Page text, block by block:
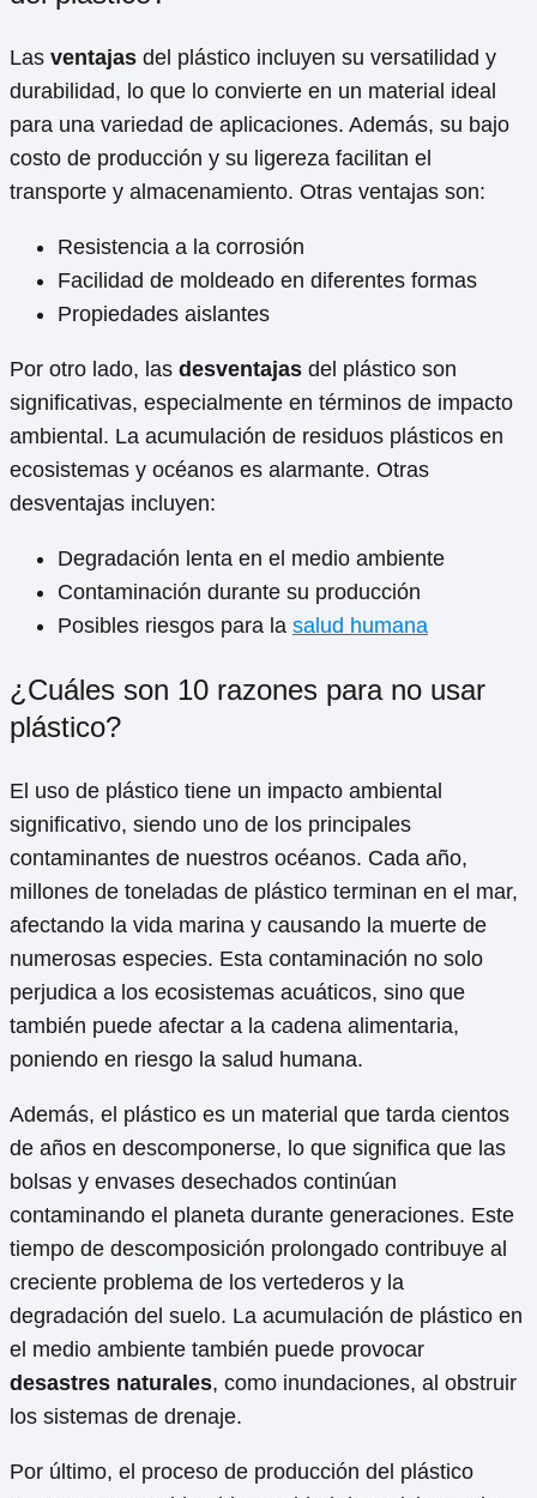
Las ventajas del plástico incluyen su versatilidad y
durabilidad, lo que lo convierte en un material ideal
para una variedad de aplicaciones. Además, su bajo
costo de producción y su ligereza facilitan el
transporte y almacenamiento. Otras ventajas son:
Resistencia a la corrosión
Facilidad de moldeado en diferentes formas
Propiedades aislantes
Por otro lado, las desventajas del plástico son
significativas, especialmente en términos de impacto
ambiental. La acumulación de residuos plásticos en
ecosistemas y océanos es alarmante. Otras
desventajas incluyen:
Degradación lenta en el medio ambiente
Contaminación durante su producción
Posibles riesgos para la salud humana
¿Cuáles son 10 razones para no usar
plástico?
El uso de plástico tiene un impacto ambiental
significativo, siendo uno de los principales
contaminantes de nuestros océanos. Cada año,
millones de toneladas de plástico terminan en el mar,
afectando la vida marina y causando la muerte de
numerosas especies. Esta contaminación no solo
perjudica a los ecosistemas acuáticos, sino que
también puede afectar a la cadena alimentaria,
poniendo en riesgo la salud humana.
Además, el plástico es un material que tarda cientos
de años en descomponerse, lo que significa que las
bolsas y envases desechados continúan
contaminando el planeta durante generaciones. Este
tiempo de descomposición prolongado contribuye al
creciente problema de los vertederos y la
degradación del suelo. La acumulación de plástico en
el medio ambiente también puede provocar
desastres naturales, como inundaciones, al obstruir
los sistemas de drenaje.
Por último, el proceso de producción del plástico